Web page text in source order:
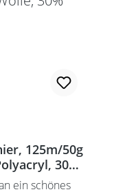
125m/50g
30%
ein schönes